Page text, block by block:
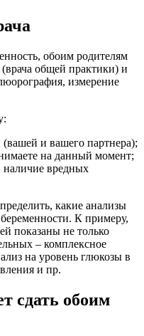
обоим родителям
(врача общей практики) и
измерение
и вашего партнера);
на данный момент;
наличие вредных
какие анализы
К примеру,
показаны не только
– комплексное
на уровень глюкозы в
и пр.
сдать обоим